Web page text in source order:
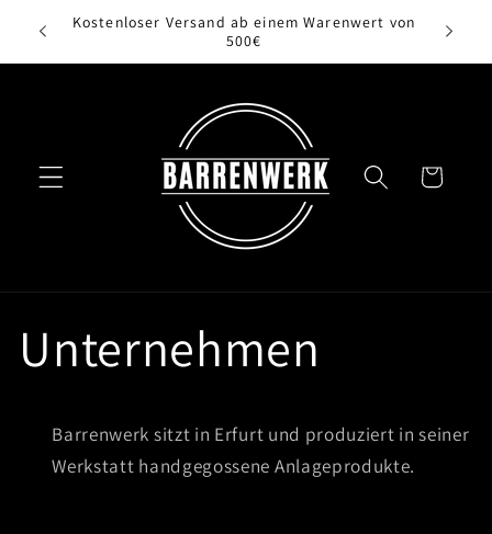
zum
Kostenloser Versand ab einem Warenwert von
500€
Warenkorb
Unternehmen
Barrenwerk sitzt in Erfurt und produziert in seiner
Werkstatt handgegossene Anlageprodukte.